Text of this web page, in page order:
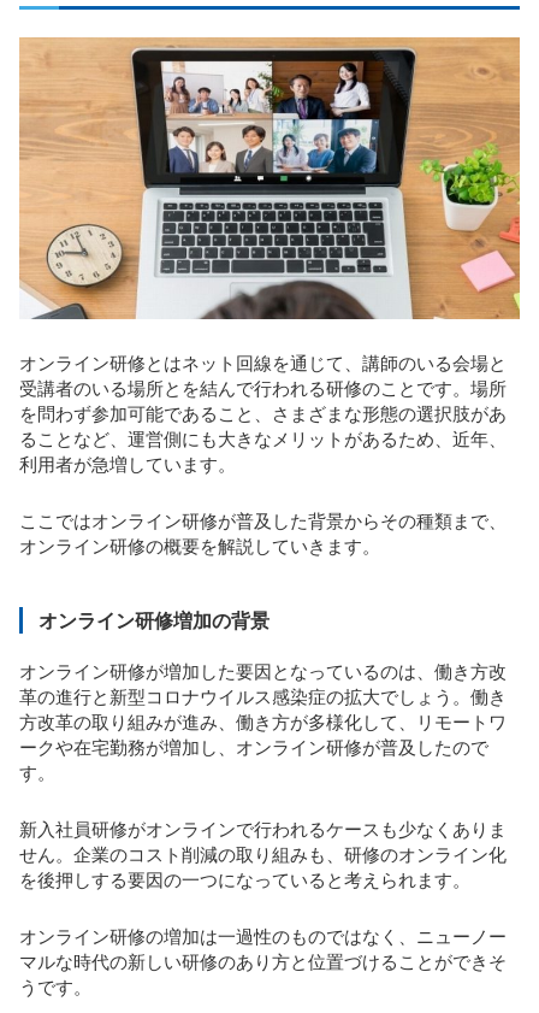
オンライン研修とはネット回線を通じて、講師のいる会場と
受講者のいる場所とを結んで行われる研修のことです。場所
を問わず参加可能であること、さまざまな形態の選択肢があ
ることなど、運営側にも大きなメリットがあるため、近年、
利用者が急増しています。
ここではオンライン研修が普及した背景からその種類まで、
オンライン研修の概要を解説していきます。
オンライン研修増加の背景
オンライン研修が増加した要因となっているのは、働き方改
革の進行と新型コロナウイルス感染症の拡大でしょう。働き
方改革の取り組みが進み、働き方が多様化して、リモートワ
ークや在宅勤務が増加し、オンライン研修が普及したので
す。
新入社員研修がオンラインで行われるケースも少なくありま
せん。企業のコスト削減の取り組みも、研修のオンライン化
を後押しする要因の一つになっていると考えられます。
オンライン研修の増加は一過性のものではなく、ニューノー
マルな時代の新しい研修のあり方と位置づけることができそ
うです。